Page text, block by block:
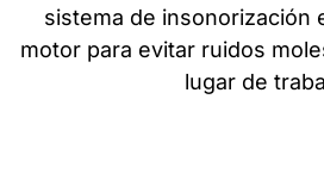
sistema de insonorización
motor para evitar ruidos
lugar de